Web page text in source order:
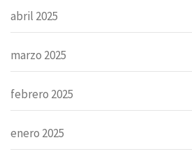
abril 2025
marzo 2025
febrero 2025
enero 2025